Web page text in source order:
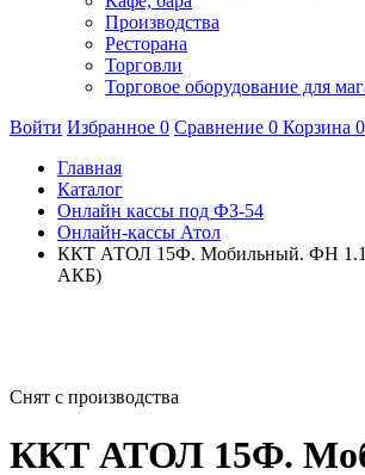
Производства
Ресторана
Торговли
Торговое оборудование для
Войти Избранное 0 Сравнение 0 Корзина 0
Главная
Каталог
Онлайн кассы под ФЗ-54
Онлайн-кассы Атол
ККТ АТОЛ 15Ф. Мобильный. ФН
АКБ)
Снят с производства
ККТ АТОЛ 15Ф.